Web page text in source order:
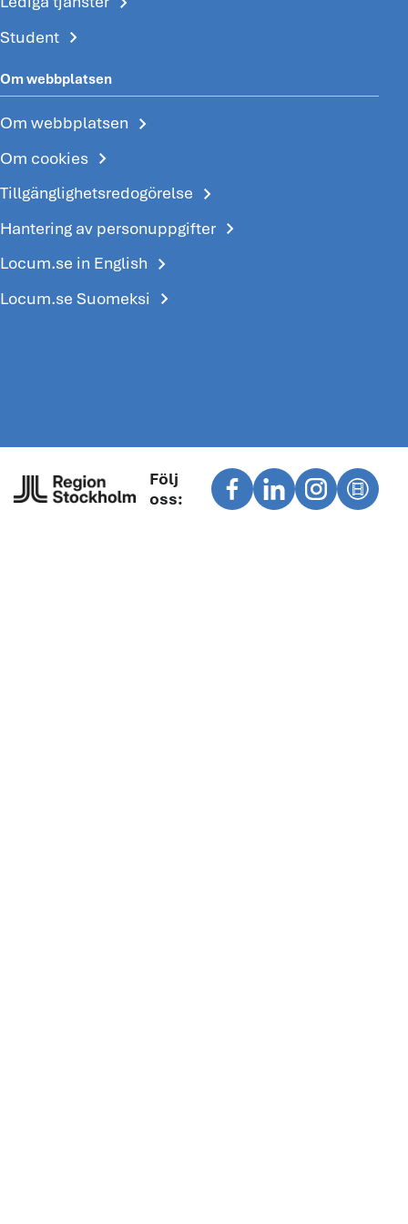
Student chevron_right
Om webbplatsen
Om webbplatsen chevron_right
Om cookies chevron_right
Tillgänglighetsredogörelse chevron_right
Hantering av personuppgifter chevron_right
Locum.se in English chevron_right
Locum.se Suomeksi chevron_right
Följ
oss: